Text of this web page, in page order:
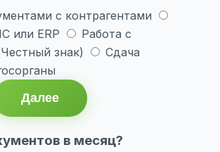
с контрагентами
или ERP
Работа с
знак)
Сдача
Далее
в месяц?